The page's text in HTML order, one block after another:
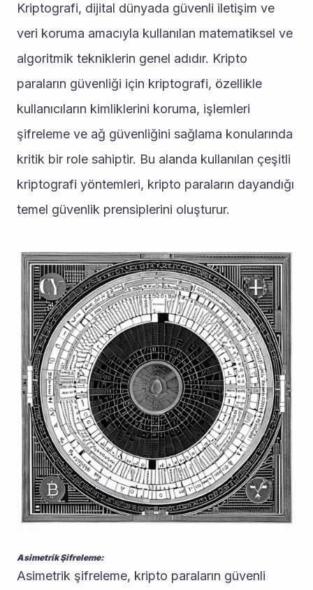
Kriptografi, dijital dünyada güvenli iletişim ve
veri koruma amacıyla kullanılan matematiksel ve
algoritmik tekniklerin genel adıdır. Kripto
paraların güvenliği için kriptografi, özellikle
kullanıcıların kimliklerini koruma, işlemleri
şifreleme ve ağ güvenliğini sağlama konularında
kritik bir role sahiptir. Bu alanda kullanılan çeşitli
kriptografi yöntemleri, kripto paraların dayandığı
temel güvenlik prensiplerini oluşturur.
Asimetrik Şifreleme:
Asimetrik şifreleme, kripto paraların güvenli